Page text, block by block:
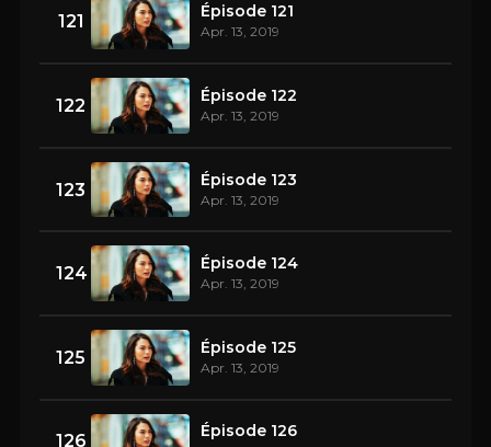
121 Épisode 121
Apr. 13, 2019
122 Épisode 122
Apr. 13, 2019
123 Épisode 123
Apr. 13, 2019
124 Épisode 124
Apr. 13, 2019
125 Épisode 125
Apr. 13, 2019
126 Épisode 126